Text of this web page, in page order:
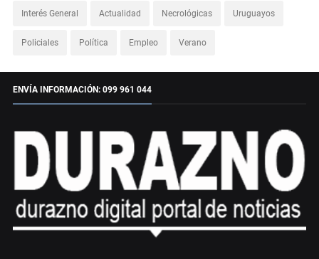
Interés General Actualidad Necrológicas Uruguayos
Policiales Política Empleo Verano
ENVÍA INFORMACIÓN: 099 961 044